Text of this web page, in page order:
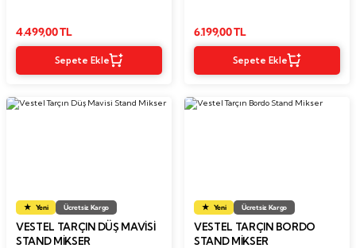
4.499,00 TL
Sepete Ekle
6.199,00 TL
Sepete Ekle
Yeni Ücretsiz Kargo
VESTEL TARÇIN DÜŞ MAVISI
STAND MIKSER
Yeni Ücretsiz Kargo
VESTEL TARÇIN BORDO
STAND MIKSER